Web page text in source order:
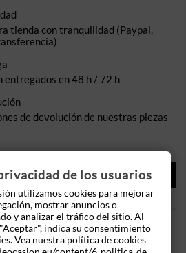
tienda con tranquilidad (Paypal,
entregados en 48 h / 72 h
de devolución de nuestras piezas
DEL PRODUCTO
disponemos de Cinturon seguridad
(N1) 1.6 i 16V (109 cv)
de los usuarios
utilizamos cookies para mejorar
mostrar anuncios o
y analizar el tráfico del sitio. Al
indica su consentimiento
Vea nuestra política de cookies